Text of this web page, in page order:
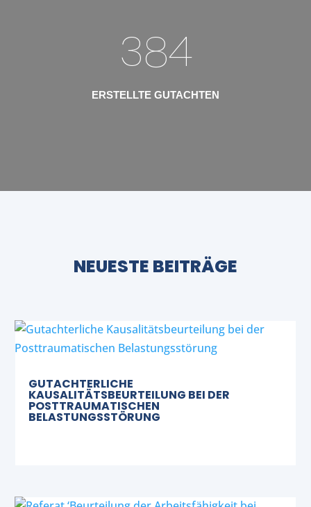
384
ERSTELLTE GUTACHTEN
NEUESTE BEITRÄGE
GUTACHTERLICHE
KAUSALITÄTSBEURTEILUNG BEI DER
POSTTRAUMATISCHEN
BELASTUNGSSTÖRUNG